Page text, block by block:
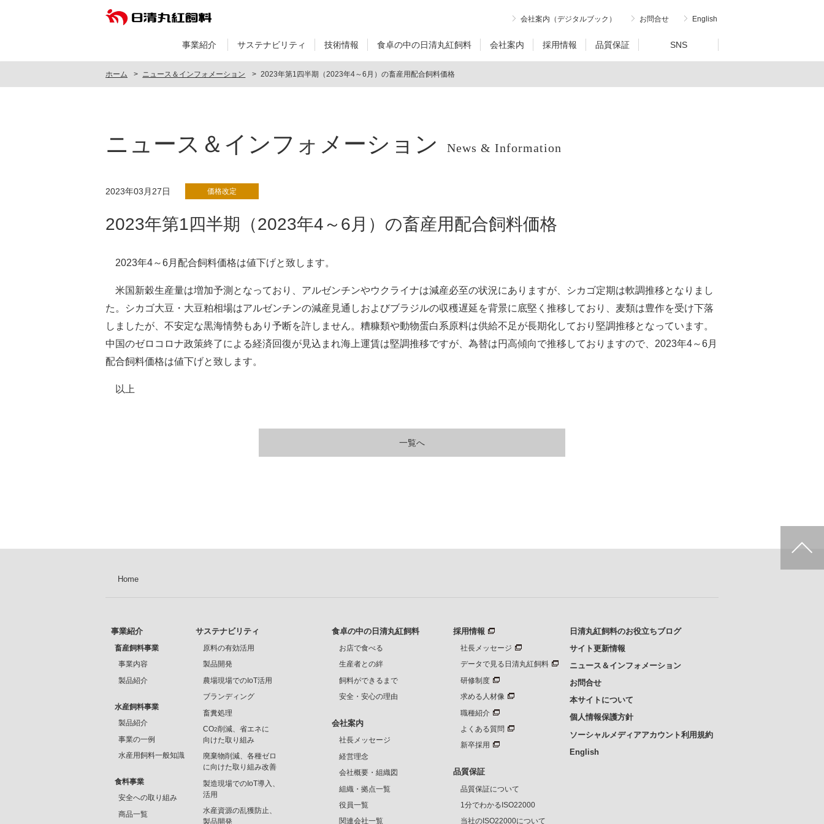
事業紹介 サステナビリティ 技術情報 食卓の中の日清丸紅飼料 会社案内 採用情報 品質保証 SNS
会社案内（デジタルブック） お問合せ English
ホーム ニュース＆インフォメーション 2023年第1四半期（2023年4～6月）の畜産用配合飼料価格
ニュース＆インフォメーション News & Information
2023年03月27日 価格改定
2023年第1四半期（2023年4～6月）の畜産用配合飼料価格
2023年4～6月配合飼料価格は値下げと致します。
米国新穀生産量は増加予測となっており、アルゼンチンやウクライナは減産必至の状況にありますが、シカゴ定期は軟調推移となりまし
た。シカゴ大豆・大豆粕相場はアルゼンチンの減産見通しおよびブラジルの収穫遅延を背景に底堅く推移しており、麦類は豊作を受け下落
しましたが、不安定な黒海情勢もあり予断を許しません。糟糠類や動物蛋白系原料は供給不足が長期化しており堅調推移となっています。
中国のゼロコロナ政策終了による経済回復が見込まれ海上運賃は堅調推移ですが、為替は円高傾向で推移しておりますので、2023年4～6月
配合飼料価格は値下げと致します。
以上
一覧へ
Home
事業紹介
畜産飼料事業
事業内容
製品紹介
水産飼料事業
製品紹介
事業の一例
水産用飼料一般知識
食料事業
安全への取り組み
商品一覧
サステナビリティ
原料の有効活用
製品開発
農場現場でのIoT活用
ブランディング
畜糞処理
CO2削減、省エネに
向けた取り組み
廃棄物削減、各種ゼロ
に向けた取り組み改善
製造現場でのIoT導入、
活用
水産資源の乱獲防止、
製品開発
食卓の中の日清丸紅飼料
お店で食べる
生産者との絆
飼料ができるまで
安全・安心の理由
会社案内
社長メッセージ
経営理念
会社概要・組織図
組織・拠点一覧
役員一覧
関連会社一覧
採用情報
社長メッセージ
データで見る日清丸紅飼料
研修制度
求める人材像
職種紹介
よくある質問
新卒採用
品質保証
品質保証について
1分でわかるISO22000
当社のISO22000について
日清丸紅飼料のお役立ちブログ
サイト更新情報
ニュース＆インフォメーション
お問合せ
本サイトについて
個人情報保護方針
ソーシャルメディアアカウント利用規約
English